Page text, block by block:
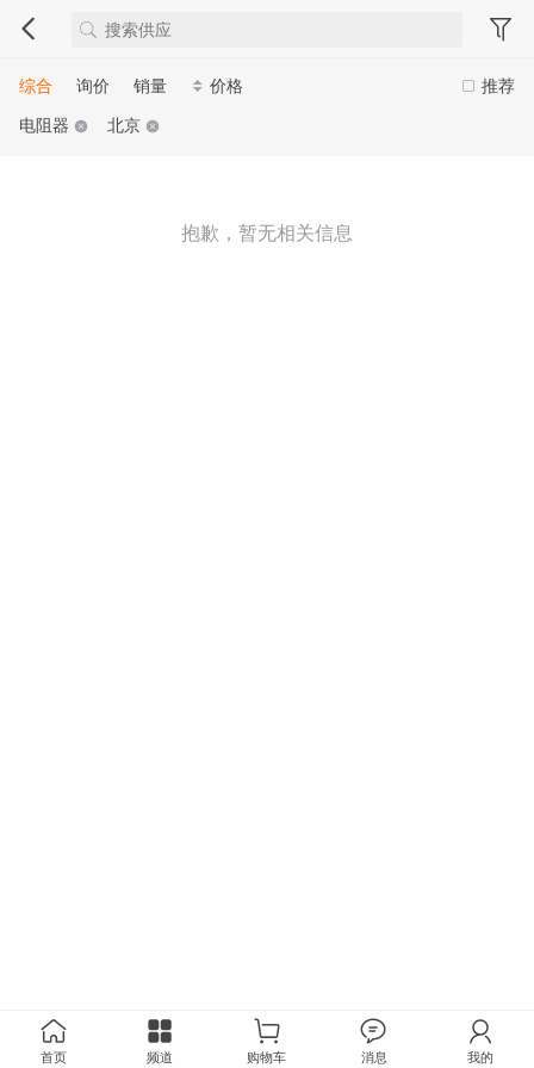
推荐
综合 询价 销量
价格
电阻器
北京
抱歉，暂无相关信息
首页 频道 购物车 消息 我的